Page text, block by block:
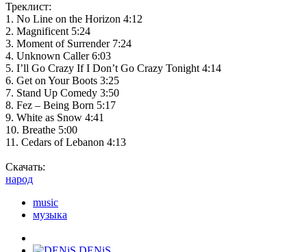
Треклист:
1. No Line on the Horizon 4:12
2. Magnificent 5:24
3. Moment of Surrender 7:24
4. Unknown Caller 6:03
5. I’ll Go Crazy If I Don’t Go Crazy Tonight 4:14
6. Get on Your Boots 3:25
7. Stand Up Comedy 3:50
8. Fez – Being Born 5:17
9. White as Snow 4:41
10. Breathe 5:00
11. Cedars of Lebanon 4:13
Скачать:
народ
music
музыка